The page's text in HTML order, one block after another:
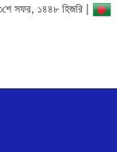
সফর, ১৪৪৮ হিজরি |